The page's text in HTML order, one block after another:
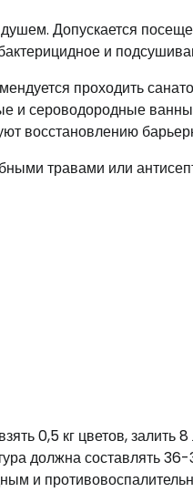
Допускается
и
проходить
и сероводородные
восстановлению
травами или
0,5 кг цветов, залить
должна составлять
и